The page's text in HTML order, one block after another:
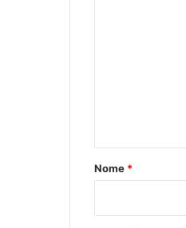
rNome *